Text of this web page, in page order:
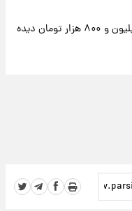
سکه گرمی نیز امروز در بازار با قیمت ۸ میلیون و ۸۰۰ هزار تومان دیده